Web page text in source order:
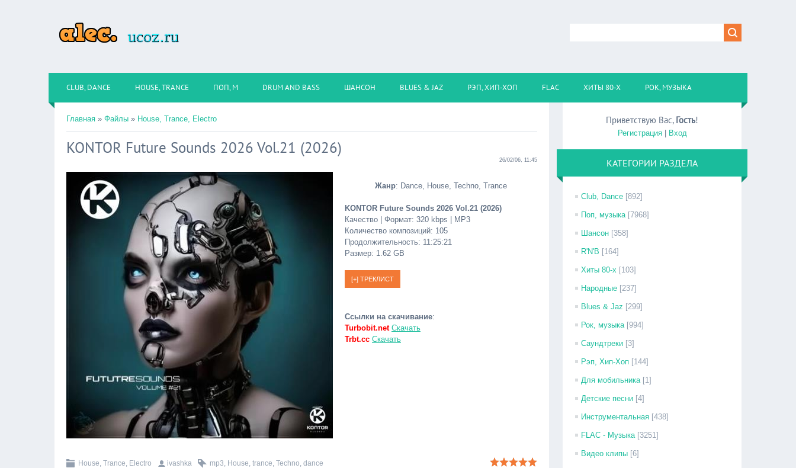
CLUB, DANCE HOUSE, TRANCE ПОП, М DRUM AND BASS ШАНСОН BLUES & JAZ РЭП, ХИП-ХОП FLAC ХИТЫ 80-Х РОК, МУЗЫКА
Главная » Файлы » House, Trance, Electro
KONTOR Future Sounds 2026 Vol.21 (2026)
26/02/06, 11:45
Жанр: Dance, House, Techno, Trance
KONTOR Future Sounds 2026 Vol.21 (2026)
Качество | Формат: 320 kbps | MP3
Количество композиций: 105
Продолжительность: 11:25:21
Размер: 1.62 GB
Ссылки на скачивание:
Turbobit.net Скачать
Trbt.cc Скачать
House, Trance, Electro ivashka mp3, House, trance, Techno, dance
Приветствую Вас, Гость!
Регистрация| Вход
КАТЕГОРИИ РАЗДЕЛА
Club, Dance [892]
Поп, музыка [7968]
Шансон [358]
R'N'B [164]
Хиты 80-х [103]
Народные [237]
Blues & Jaz [299]
Рок, музыка [994]
Саундтреки [3]
Рэп, Хип-Хоп [144]
Для мобильника [1]
Детские песни [4]
Инструментальная [438]
FLAC - Музыка [3251]
Видео клипы [6]